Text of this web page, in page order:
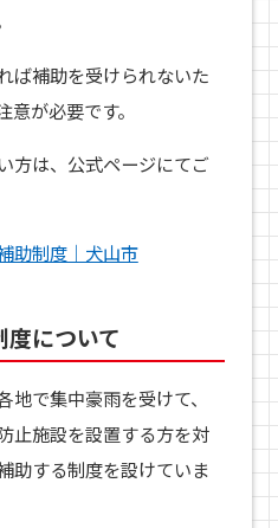
ば補助を受けられないた
が必要です。
方は、公式ページにてご
助制度｜犬山市
について
で集中豪雨を受けて、
止施設を設置する方を対
助する制度を設けていま